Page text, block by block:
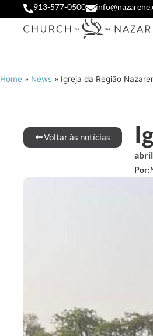
913-577-0500
Home » News » Igreja da Região
Voltar às notícias
Por: